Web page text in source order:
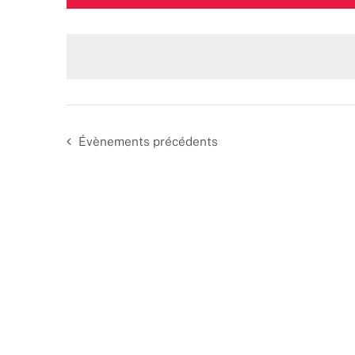
une
Évènements précédents